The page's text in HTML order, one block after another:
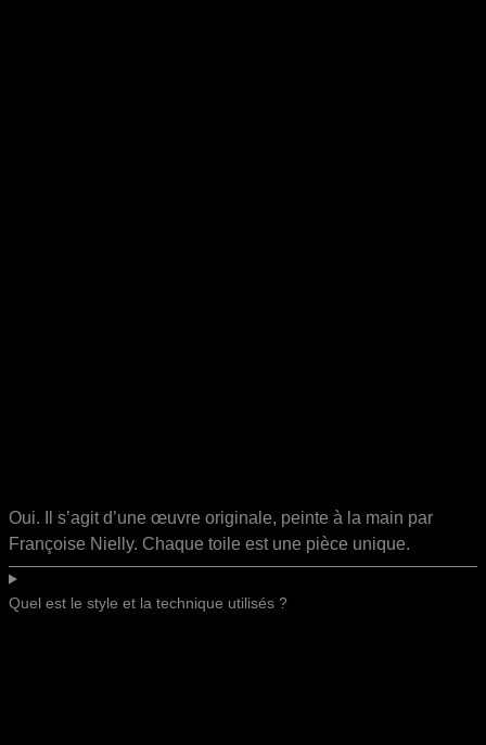
Oui. Il s’agit d’une œuvre originale, peinte à la main par
Françoise Nielly. Chaque toile est une pièce unique.
Quel est le style et la technique utilisés ?